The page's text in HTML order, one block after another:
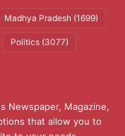
Madhya Pradesh (1699)
Politics (3077)
Newspaper, Magazine,
that allow you to